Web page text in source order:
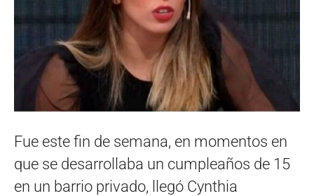
Fue este fin de semana, en momentos en
que se desarrollaba un cumpleaños de 15
en un barrio privado, llegó Cynthia